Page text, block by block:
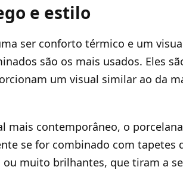
e estilo
ser conforto térmico e um
são os mais usados. Eles
um visual similar ao da
mais contemporâneo, o
se for combinado com tapetes
muito brilhantes, que tiram a